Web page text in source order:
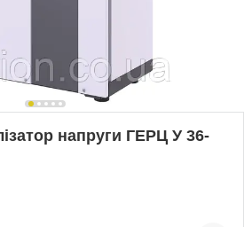
напруги ГЕРЦ У 36-